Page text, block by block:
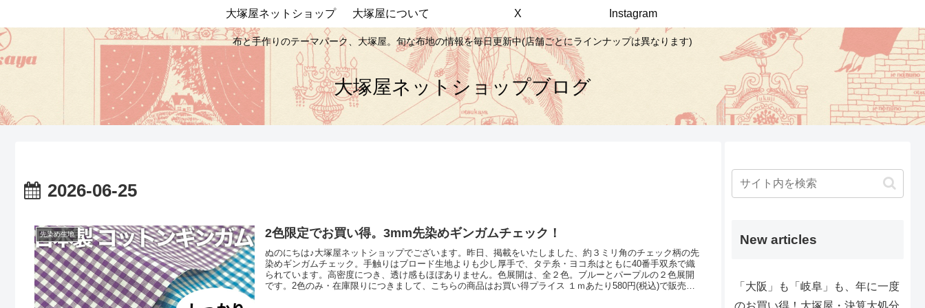
布と手作りのテーマパーク、大塚屋。旬な布地の情報を毎日更新中(店舗ごとにラインナップは異なります)
大塚屋ネットショップブログ
大塚屋ネットショップ 大塚屋について X Instagram
2026-06-25
先染め生地 2色限定でお買い得。3mm先染めギンガムチェック！
ぬのにちは♪大塚屋ネットショップでございます。昨日、掲載をいたしました、約３ミリ角のチェック柄の先
染めギンガムチェック。手触りはブロード生地よりも少し厚手で、タテ糸・ヨコ糸はともに40番手双糸で織
られています。高密度につき、透け感もほぼありません。色展開は、全２色。ブルーとパープルの２色展開
です。2色のみ・在庫限りにつきまして、こちらの商品はお買い得プライス １ｍあたり580円(税込)で販売中
New articles
「大阪」も「岐阜」も、年に一度
のお買い得！大塚屋・決算大処分